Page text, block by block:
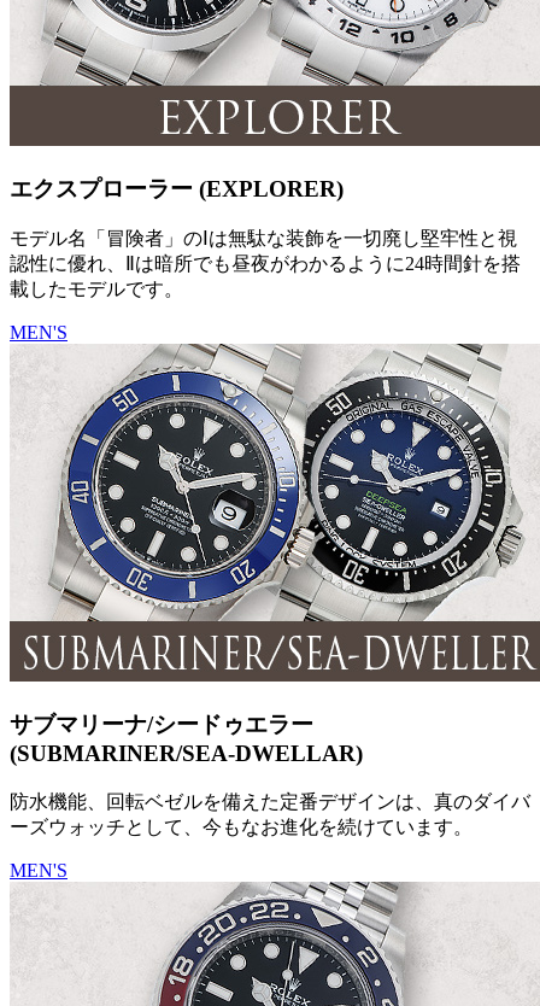
エクスプローラー (EXPLORER)
モデル名「冒険者」のⅠは無駄な装飾を一切廃し堅牢性と視
認性に優れ、Ⅱは暗所でも昼夜がわかるように24時間針を搭
載したモデルです。
MEN'S
サブマリーナ/シードゥエラー
(SUBMARINER/SEA-DWELLAR)
防水機能、回転ベゼルを備えた定番デザインは、真のダイバ
ーズウォッチとして、今もなお進化を続けています。
MEN'S